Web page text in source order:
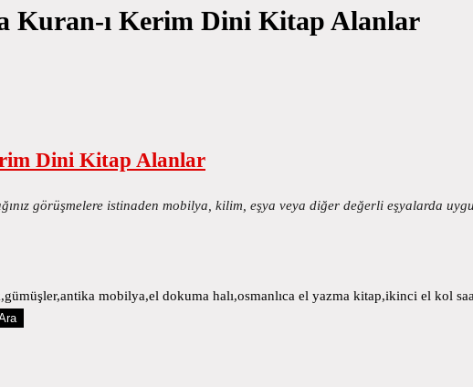
Kuran-ı Kerim Dini Kitap Alanlar
Dini Kitap Alanlar
görüşmelere istinaden mobilya, kilim, eşya veya diğer değerli eşyalarda
mobilya,el dokuma halı,osmanlıca el yazma kitap,ikinci el kol